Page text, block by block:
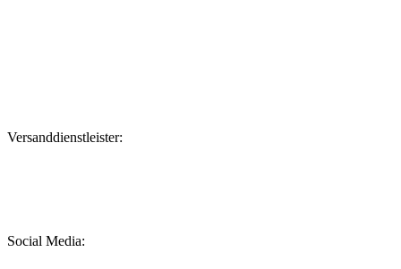
Versanddienstleister:
Social Media: